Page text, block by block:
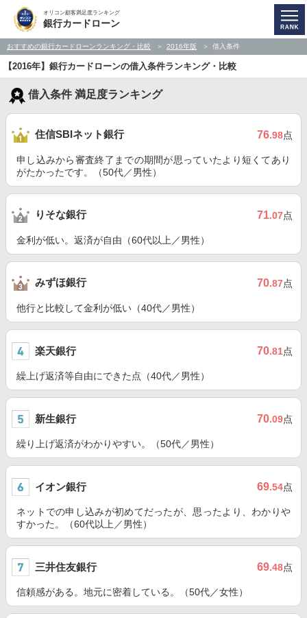
オリコン顧客満足度ランキング
銀行カードローン
おすすめの銀行カードローンランキング・比較 2016年版 借入条件
【2016年】銀行カードローンの借入条件ランキング・比較
借入条件 満足度ランキング
住信SBIネット銀行 76.98点
申し込みから審査終了までの期間が思っていたより短くてあり
がたかったです。（50代／男性）
りそな銀行 71.07点
金利が低い。返済が自由（60代以上／男性）
みずほ銀行 70.87点
他行と比較して金利が低い（40代／男性）
楽天銀行 70.81点
繰上げ返済等自由にできた点（40代／男性）
新生銀行 70.09点
繰り上げ返済がわかりやすい。（50代／男性）
イオン銀行 69.54点
ネットでの申し込みが初めてだったが、思ったより、わかりや
すかった。（60代以上／男性）
三井住友銀行 69.48点
信頼感がある。地元に密着している。（50代／女性）